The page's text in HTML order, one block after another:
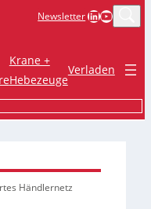
NewsletterLinkedIn
Krane +
Hebezeuge
Verladen
Händlernetz